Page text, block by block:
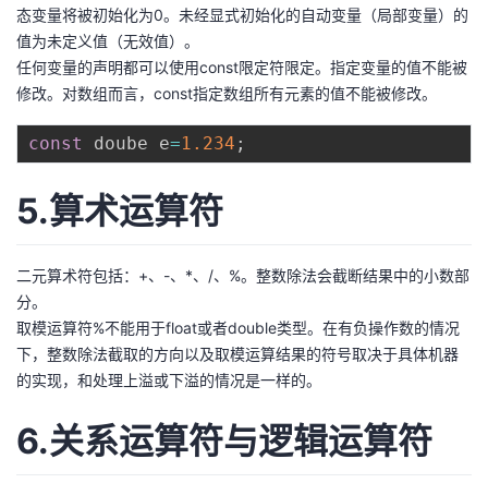
态变量将被初始化为0。未经显式初始化的自动变量（局部变量）的
值为未定义值（无效值）。
任何变量的声明都可以使用const限定符限定。指定变量的值不能被
修改。对数组而言，const指定数组所有元素的值不能被修改。
const doube e=1.234 ;
5.算术运算符
二元算术符包括：+、-、*、/、%。整数除法会截断结果中的小数部
分。
取模运算符%不能用于float或者double类型。在有负操作数的情况
下，整数除法截取的方向以及取模运算结果的符号取决于具体机器
的实现，和处理上溢或下溢的情况是一样的。
6.关系运算符与逻辑运算符